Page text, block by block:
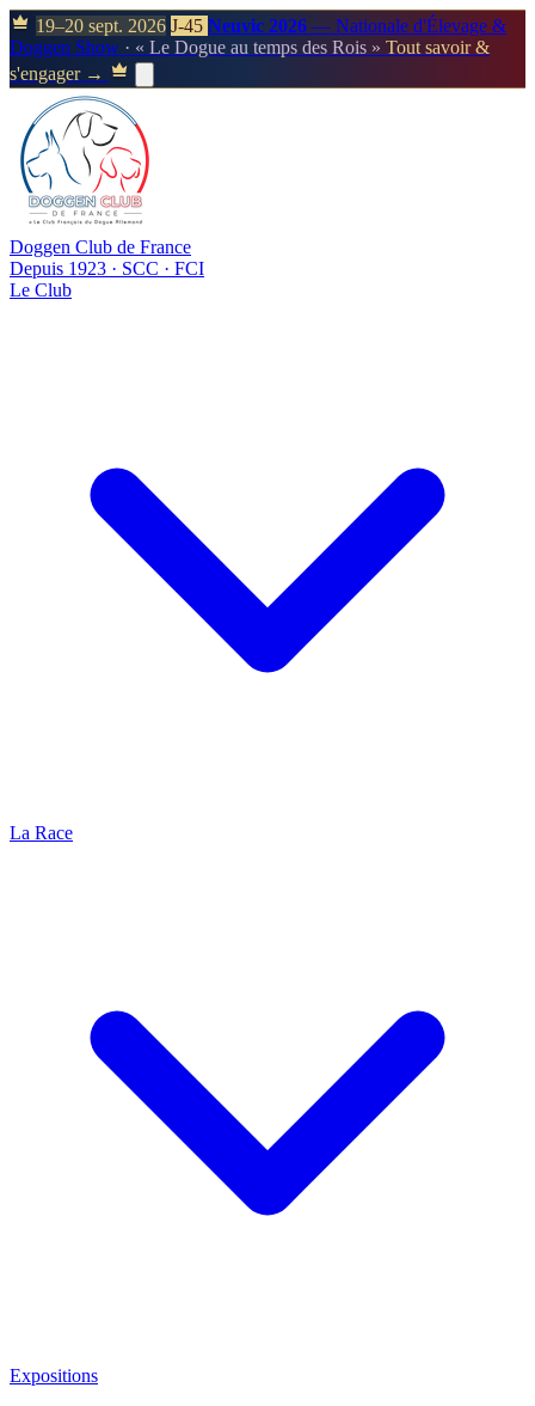
19–20 sept. 2026 J-45 Neuvic 2026 — Nationale d'Élevage &
Doggen Show · « Le Dogue au temps des Rois » Tout savoir &
s'engager →
Doggen Club de France
Depuis 1923 · SCC · FCI
Le Club
La Race
Expositions